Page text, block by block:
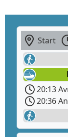
Start
20:13
20:36